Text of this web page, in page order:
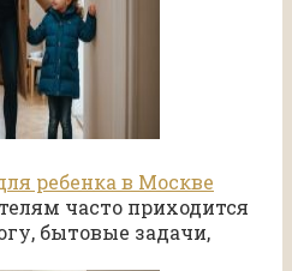
ребенка в Москве
часто приходится
бытовые задачи,